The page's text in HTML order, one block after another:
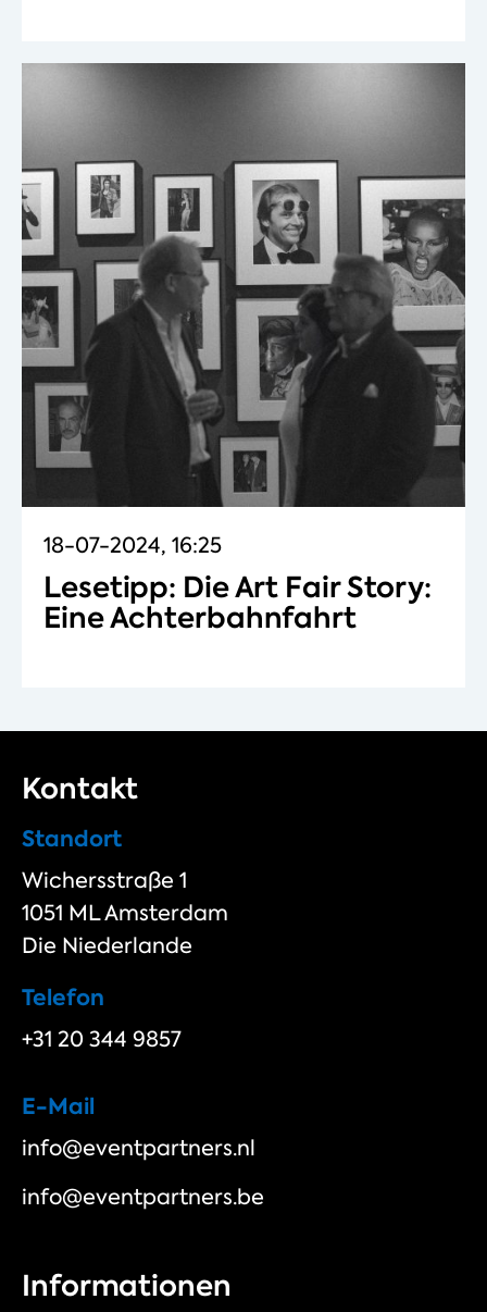
18-07-2024, 16:25
Lesetipp: Die Art Fair Story:
Eine Achterbahnfahrt
Kontakt
Standort
Wichersstraße 1
1051 ML Amsterdam
Die Niederlande
Telefon
+31 20 344 9857
E-Mail
info@eventpartners.nl
info@eventpartners.be
Informationen